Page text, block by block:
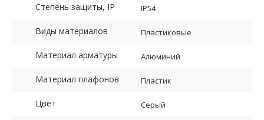
Степень защиты, IP IP54
Виды материалов Пластиковые
Материал арматуры Алюминий
Материал плафонов Пластик
Цвет Серый